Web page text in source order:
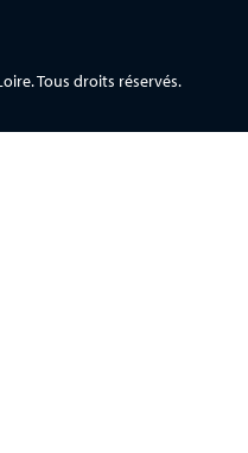
Tous droits réservés.